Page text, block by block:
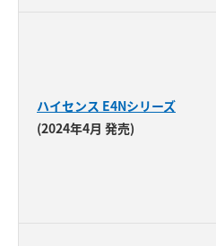
ハイセンス E4Nシリーズ
(2024年4月 発売)